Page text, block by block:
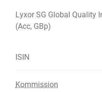
Lyxor SG Global Quality
(Acc, GBp)
ISIN
Kommission